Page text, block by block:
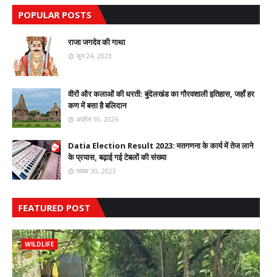
POPULAR POSTS
राजा जगदेव की गाथा
जून 24, 2023
वीरों और कलाओं की धरती: बुंदेलखंड का गौरवशाली इतिहास, जहाँ हर
कण में बसा है बलिदान
अप्रैल 10, 2026
Datia Election Result 2023: मतगणना के कार्य में तेज लाने
के प्रयास, बढ़ाई गई टेबलों की संख्या
नवंबर 30, 2023
FEATURED POST
WILDLIFE